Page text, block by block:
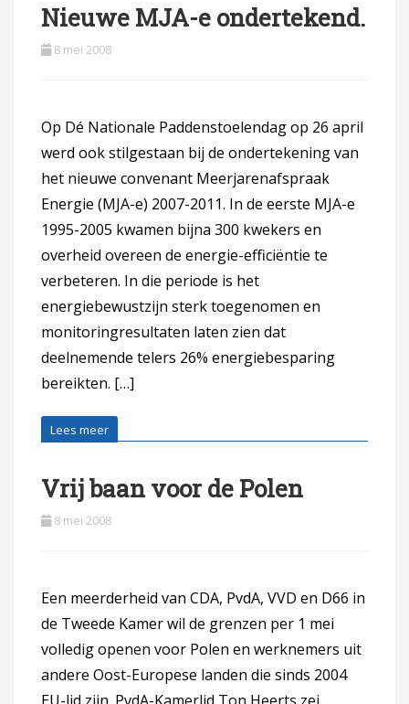
Nieuwe MJA-e ondertekend.
8 mei 2008
Op Dé Nationale Paddenstoelendag op 26 april
werd ook stilgestaan bij de ondertekening van
het nieuwe convenant Meerjarenafspraak
Energie (MJA-e) 2007-2011. In de eerste MJA-e
1995-2005 kwamen bijna 300 kwekers en
overheid overeen de energie-efficiëntie te
verbeteren. In die periode is het
energiebewustzijn sterk toegenomen en
monitoringresultaten laten zien dat
deelnemende telers 26% energiebesparing
bereikten. […]
Lees meer
Vrij baan voor de Polen
8 mei 2008
Een meerderheid van CDA, PvdA, VVD en D66 in
de Tweede Kamer wil de grenzen per 1 mei
volledig openen voor Polen en werknemers uit
andere Oost-Europese landen die sinds 2004